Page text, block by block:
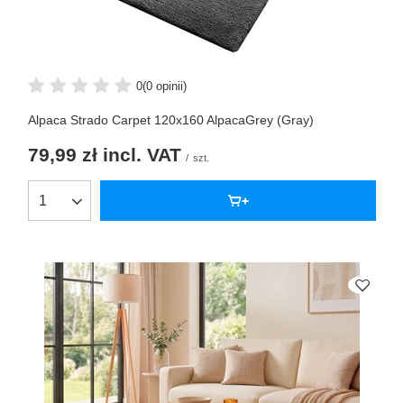
0(0 opinii)
Alpaca Strado Carpet 120x160 AlpacaGrey (Gray)
79,99 zł incl. VAT / szt.